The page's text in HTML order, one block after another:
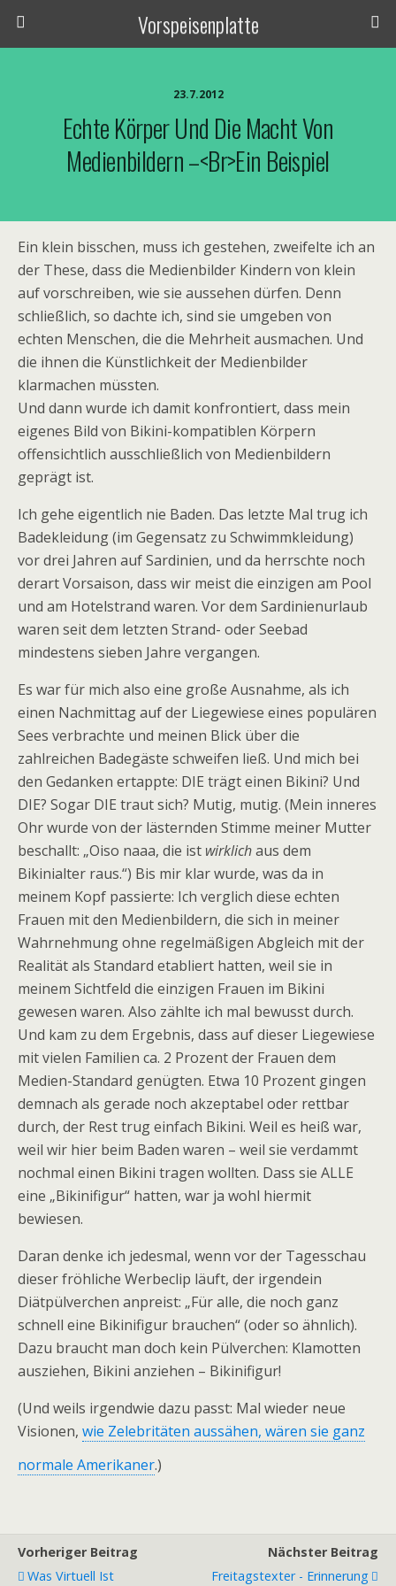
Vorspeisenplatte
23.7.2012
Echte Körper Und Die Macht Von
Medienbildern –<br>ein Beispiel
Ein klein bisschen, muss ich gestehen, zweifelte ich an
der These, dass die Medienbilder Kindern von klein
auf vorschreiben, wie sie aussehen dürfen. Denn
schließlich, so dachte ich, sind sie umgeben von
echten Menschen, die die Mehrheit ausmachen. Und
die ihnen die Künstlichkeit der Medienbilder
klarmachen müssten.
Und dann wurde ich damit konfrontiert, dass mein
eigenes Bild von Bikini-kompatiblen Körpern
offensichtlich ausschließlich von Medienbildern
geprägt ist.
Ich gehe eigentlich nie Baden. Das letzte Mal trug ich
Badekleidung (im Gegensatz zu Schwimmkleidung)
vor drei Jahren auf Sardinien, und da herrschte noch
derart Vorsaison, dass wir meist die einzigen am Pool
und am Hotelstrand waren. Vor dem Sardinienurlaub
waren seit dem letzten Strand- oder Seebad
mindestens sieben Jahre vergangen.
Es war für mich also eine große Ausnahme, als ich
einen Nachmittag auf der Liegewiese eines populären
Sees verbrachte und meinen Blick über die
zahlreichen Badegäste schweifen ließ. Und mich bei
den Gedanken ertappte: DIE trägt einen Bikini? Und
DIE? Sogar DIE traut sich? Mutig, mutig. (Mein inneres
Ohr wurde von der lästernden Stimme meiner Mutter
beschallt: „Oiso naaa, die ist wirklichaus dem
Bikinialter raus.“) Bis mir klar wurde, was da in
meinem Kopf passierte: Ich verglich diese echten
Frauen mit den Medienbildern, die sich in meiner
Wahrnehmung ohne regelmäßigen Abgleich mit der
Realität als Standard etabliert hatten, weil sie in
meinem Sichtfeld die einzigen Frauen im Bikini
gewesen waren. Also zählte ich mal bewusst durch.
Und kam zu dem Ergebnis, dass auf dieser Liegewiese
mit vielen Familien ca. 2 Prozent der Frauen dem
Medien-Standard genügten. Etwa 10 Prozent gingen
demnach als gerade noch akzeptabel oder rettbar
durch, der Rest trug einfach Bikini. Weil es heiß war,
weil wir hier beim Baden waren – weil sie verdammt
nochmal einen Bikini tragen wollten. Dass sie ALLE
eine „Bikinifigur“ hatten, war ja wohl hiermit
bewiesen.
Daran denke ich jedesmal, wenn vor der Tagesschau
dieser fröhliche Werbeclip läuft, der irgendein
Diätpülverchen anpreist: „Für alle, die noch ganz
schnell eine Bikinifigur brauchen“ (oder so ähnlich).
Dazu braucht man doch kein Pülverchen: Klamotten
ausziehen, Bikini anziehen – Bikinifigur!
(Und weils irgendwie dazu passt: Mal wieder neue
Visionen, wie Zelebritäten aussähen, wären sie ganz
normale Amerikaner.)
Vorheriger Beitrag
Was Virtuell Ist
Nächster Beitrag
Freitagstexter - Erinnerung